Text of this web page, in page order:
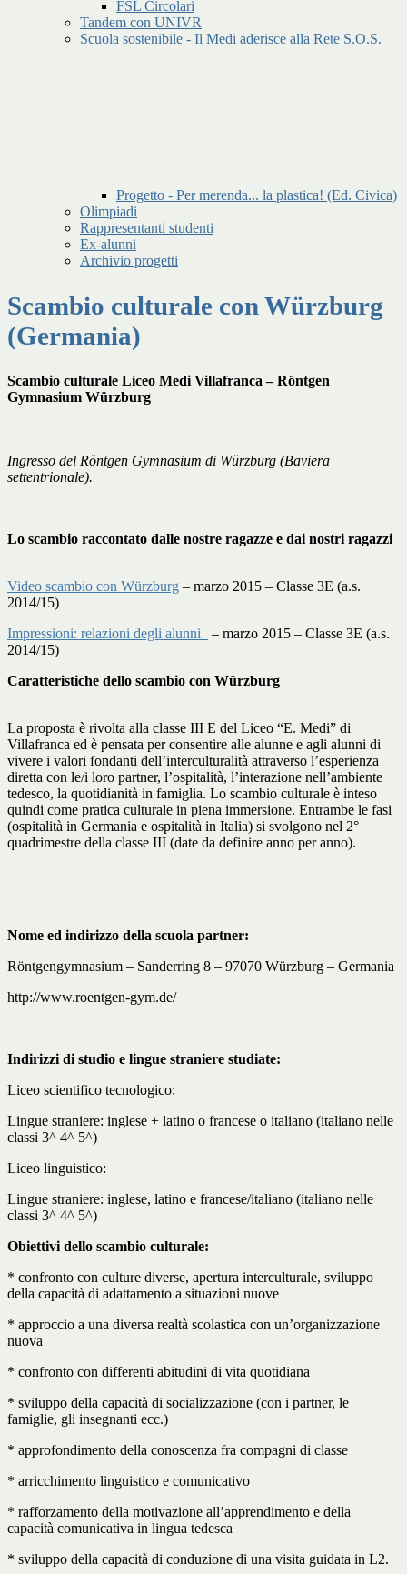
FSL Circolari
Tandem con UNIVR
Scuola sostenibile - Il Medi aderisce alla Rete S.O.S.
Progetto - Per merenda... la plastica! (Ed. Civica)
Olimpiadi
Rappresentanti studenti
Ex-alunni
Archivio progetti
Scambio culturale con Würzburg
(Germania)
Scambio culturale Liceo Medi Villafranca – Röntgen
Gymnasium Würzburg
Ingresso del Röntgen Gymnasium di Würzburg (Baviera
settentrionale).
Lo scambio raccontato dalle nostre ragazze e dai nostri ragazzi
Video scambio con Würzburg – marzo 2015 – Classe 3E (a.s.
2014/15)
Impressioni: relazioni degli alunni
– marzo 2015 – Classe 3E (a.s.
2014/15)
Caratteristiche dello scambio con Würzburg
La proposta è rivolta alla classe III E del Liceo “E. Medi” di
Villafranca ed è pensata per consentire alle alunne e agli alunni di
vivere i valori fondanti dell’interculturalità attraverso l’esperienza
diretta con le/i loro partner, l’ospitalità, l’interazione nell’ambiente
tedesco, la quotidianità in famiglia. Lo scambio culturale è inteso
quindi come pratica culturale in piena immersione. Entrambe le fasi
(ospitalità in Germania e ospitalità in Italia) si svolgono nel 2°
quadrimestre della classe III (date da definire anno per anno).
Nome ed indirizzo della scuola partner:
Röntgengymnasium – Sanderring 8 – 97070 Würzburg – Germania
http://www.roentgen-gym.de/
Indirizzi di studio e lingue straniere studiate:
Liceo scientifico tecnologico:
Lingue straniere: inglese + latino o francese o italiano (italiano nelle
classi 3^ 4^ 5^)
Liceo linguistico:
Lingue straniere: inglese, latino e francese/italiano (italiano nelle
classi 3^ 4^ 5^)
Obiettivi dello scambio culturale:
* confronto con culture diverse, apertura interculturale, sviluppo
della capacità di adattamento a situazioni nuove
* approccio a una diversa realtà scolastica con un’organizzazione
nuova
* confronto con differenti abitudini di vita quotidiana
* sviluppo della capacità di socializzazione (con i partner, le
famiglie, gli insegnanti ecc.)
* approfondimento della conoscenza fra compagni di classe
* arricchimento linguistico e comunicativo
* rafforzamento della motivazione all’apprendimento e della
capacità comunicativa in lingua tedesca
* sviluppo della capacità di conduzione di una visita guidata in L2.